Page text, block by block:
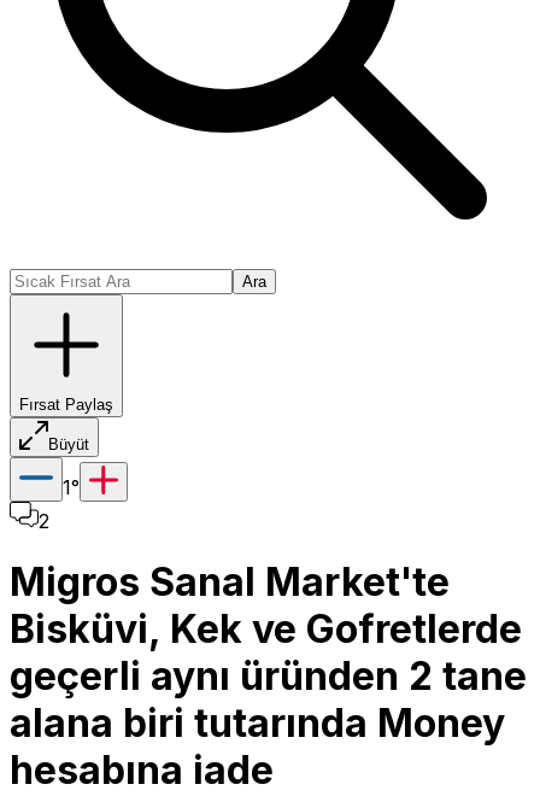
Ara
Fırsat Paylaş
Büyüt
1°
2
Migros Sanal Market'te
Bisküvi, Kek ve Gofretlerde
geçerli aynı üründen 2 tane
alana biri tutarında Money
hesabına iade